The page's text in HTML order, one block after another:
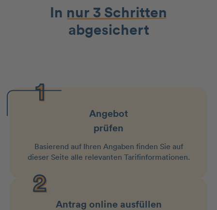
In nur 3 Schritten
abgesichert
Angebot
prüfen
Basierend auf Ihren Angaben finden Sie auf
dieser Seite alle relevanten Tarifinformationen.
Antrag online ausfüllen